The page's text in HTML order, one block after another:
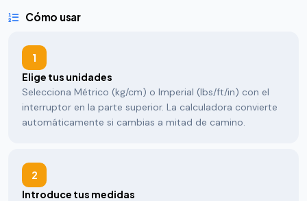
Cómo usar
1
Elige tus unidades
Selecciona Métrico (kg/cm) o Imperial (lbs/ft/in) con el
interruptor en la parte superior. La calculadora convierte
automáticamente si cambias a mitad de camino.
2
Introduce tus medidas